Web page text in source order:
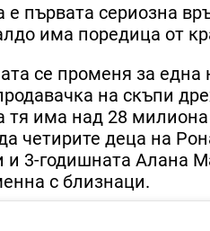
е първата сериозна
има поредица от
се променя за
на скъпи
тя има над 28
четирите деца на
3-годишната Алана
с близнаци.